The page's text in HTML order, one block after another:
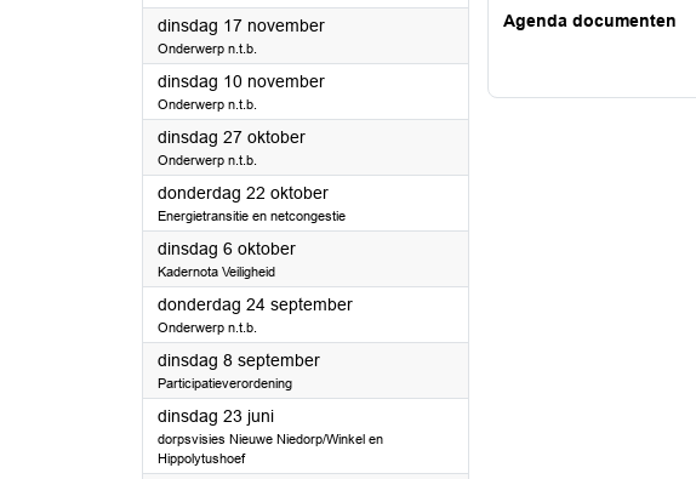
dinsdag 17 november2026
Onderwerp n.t.b.
dinsdag 10 november2026
Onderwerp n.t.b.
dinsdag 27 oktober2026
Onderwerp n.t.b.
donderdag 22 oktober2026
Energietransitie en netcongestie
dinsdag 6 oktober2026
Kadernota Veiligheid
donderdag 24 september2026
Onderwerp n.t.b.
dinsdag 8 september2026
Participatieverordening
dinsdag 23 juni2026
dorpsvisies Nieuwe Niedorp/Winkel en
Hippolytushoef
Agenda documenten